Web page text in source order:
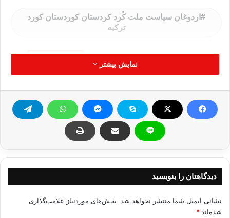
اردوغان سیاست ملت كُرد كردستان كوردستان كورد
تركيه
نمایش بیشتر
دیدگاهتان را بنویسید
نشانی ایمیل شما منتشر نخواهد شد. بخش‌های موردنیاز علامت‌گذاری
شده‌اند *